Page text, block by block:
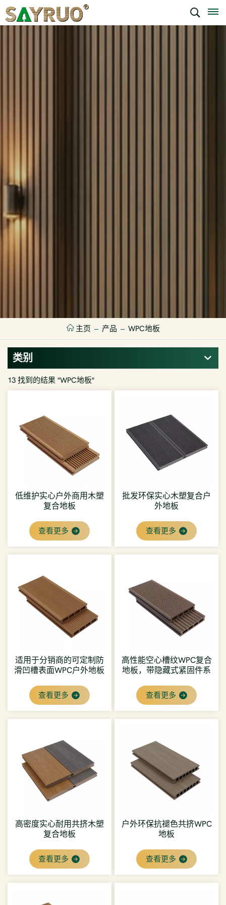
主页 产品 WPC地板
类别
13 找到的结果 "WPC地板"
低维护实心户外商用木塑
复合地板
查看更多
批发环保实心木塑复合户
外地板
查看更多
适用于分销商的可定制防
滑凹槽表面WPC户外地板
查看更多
高性能空心槽纹WPC复合
地板，带隐藏式紧固件系
查看更多
高密度实心耐用共挤木塑
复合地板
查看更多
户外环保抗褪色共挤WPC
地板
查看更多